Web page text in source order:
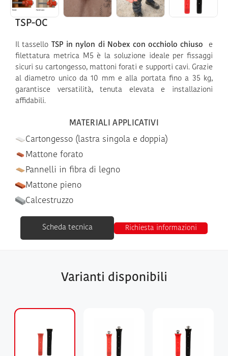
TSP-OC
Il tassello TSP in nylon di Nobex con occhiolo chiuso
e
filettatura metrica M5 è la soluzione ideale per fissaggi
sicuri su cartongesso, mattoni forati e supporti cavi. Grazie
al diametro unico da 10 mm e alla portata fino a 35 kg,
garantisce versatilità, tenuta elevata e installazioni
affidabili.
MATERIALI APPLICATIVI
Cartongesso (lastra singola e doppia)
Mattone forato
Pannelli in fibra di legno
Mattone pieno
Calcestruzzo
Scheda tecnica Richiesta informazioni
Varianti disponibili